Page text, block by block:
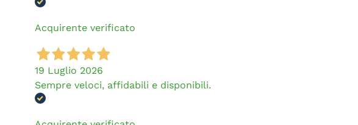
Acquirente verificato
19 Luglio 2026
Sempre veloci, affidabili e disponibili.